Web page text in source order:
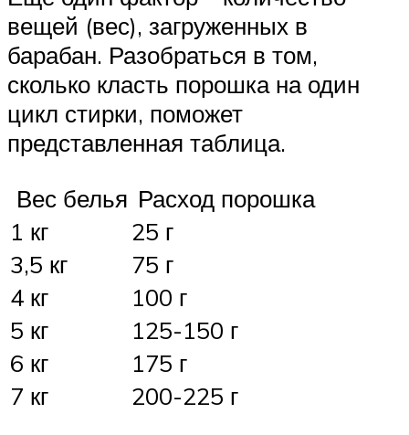
вещей (вес), загруженных в
барабан. Разобраться в том,
сколько класть порошка на один
цикл стирки, поможет
представленная таблица.
Вес белья Расход порошка
1 кг
25 г
3,5 кг
75 г
4 кг
100 г
5 кг
125-150 г
6 кг
175 г
7 кг
200-225 г